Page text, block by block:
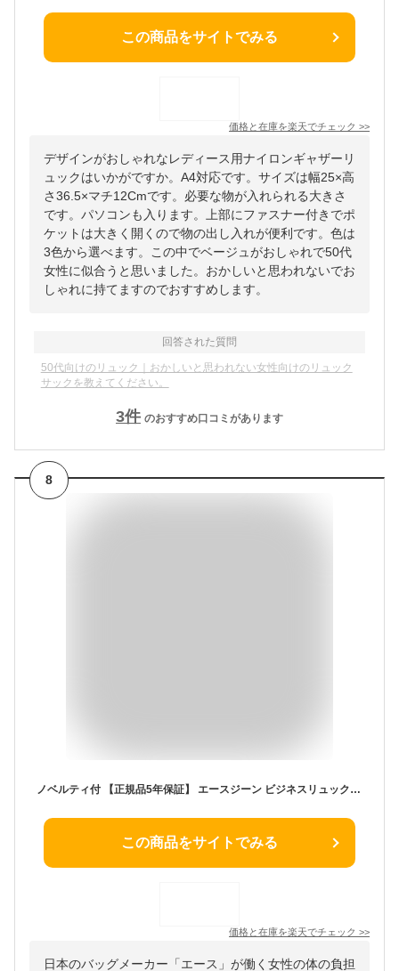
この商品をサイトでみる
価格と在庫を楽天でチェック >>
デザインがおしゃれなレディース用ナイロンギャザーリ
ュックはいかがですか。A4対応です。サイズは幅25×高
さ36.5×マチ12Cmです。必要な物が入れられる大きさ
です。パソコンも入ります。上部にファスナー付きでポ
ケットは大きく開くので物の出し入れが便利です。色は
3色から選べます。この中でベージュがおしゃれで50代
女性に似合うと思いました。おかしいと思われないでお
しゃれに持てますのでおすすめします。
回答された質問
50代向けのリュック｜おかしいと思われない女性向けのリュック
サックを教えてください。
3件 のおすすめ口コミがあります
8
ノベルティ付 【正規品5年保証】 エースジーン ビジネスリュック ace.GENE スリファム SLIFEMME ナイロン A4 12L 薄型 リュック ビジネスバッグ リュックサック 15インチ PC 軽量 通勤 撥水 抗菌 エース レディース 11472
この商品をサイトでみる
価格と在庫を楽天でチェック >>
日本のバッグメーカー「エース」が働く女性の体の負担